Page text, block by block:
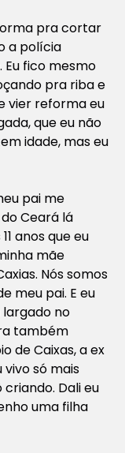
pra cortar
a polícia
fico mesmo
pra riba e
vier reforma eu
que eu não
idade, mas eu
pai me
Ceará lá
anos que eu
mãe
Nós somos
meu pai. E eu
largado no
também
de Caixas, a ex
vivo só mais
Dali eu
uma filha